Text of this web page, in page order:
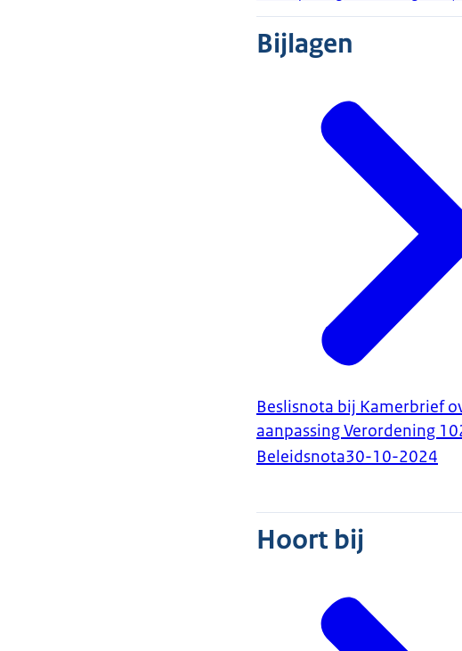
Bijlagen
Beslisnota bij Kamerbrief
aanpassing Verordening
Beleidsnota30-10-2024
Hoort bij